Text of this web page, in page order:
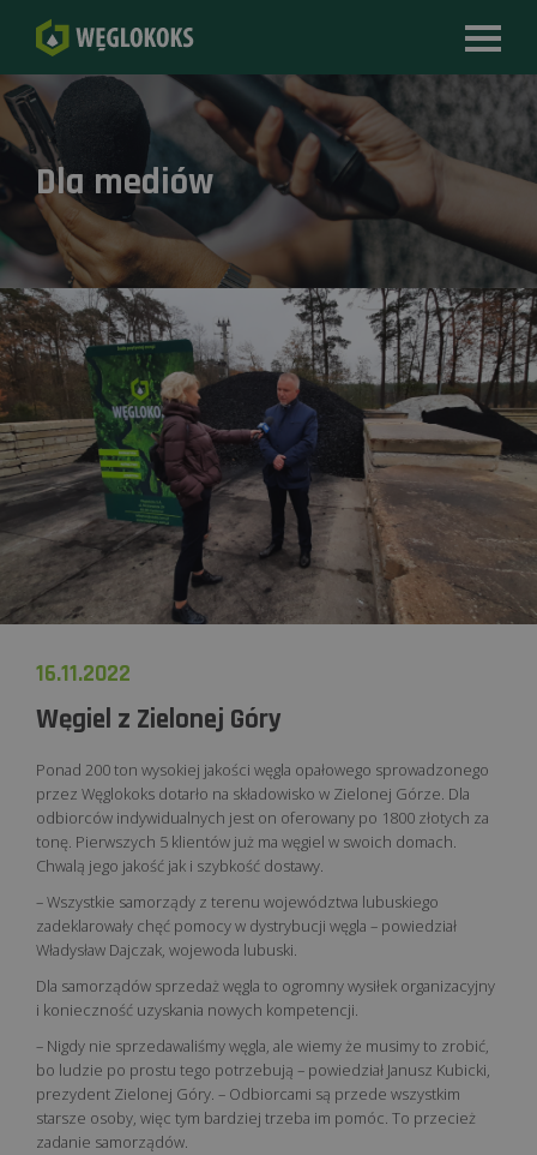
Dla mediów
16.11.2022
Węgiel z Zielonej Góry
Ponad 200 ton wysokiej jakości węgla opałowego sprowadzonego
przez Węglokoks dotarło na składowisko w Zielonej Górze. Dla
odbiorców indywidualnych jest on oferowany po 1800 złotych za
tonę. Pierwszych 5 klientów już ma węgiel w swoich domach.
Chwalą jego jakość jak i szybkość dostawy.
– Wszystkie samorządy z terenu województwa lubuskiego
zadeklarowały chęć pomocy w dystrybucji węgla – powiedział
Władysław Dajczak, wojewoda lubuski.
Dla samorządów sprzedaż węgla to ogromny wysiłek organizacyjny
i konieczność uzyskania nowych kompetencji.
– Nigdy nie sprzedawaliśmy węgla, ale wiemy że musimy to zrobić,
bo ludzie po prostu tego potrzebują – powiedział Janusz Kubicki,
prezydent Zielonej Góry. – Odbiorcami są przede wszystkim
starsze osoby, więc tym bardziej trzeba im pomóc. To przecież
zadanie samorządów.